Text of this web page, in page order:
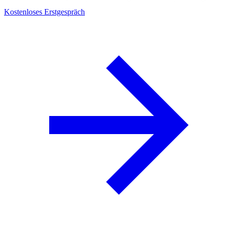
Kostenloses Erstgespräch